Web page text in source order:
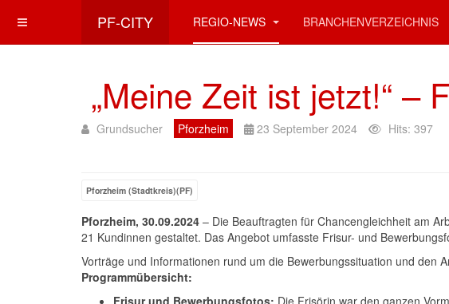
PF-CITY REGIO-NEWS BRANCHENVERZEICHNIS
„Meine Zeit ist jetzt!“ –
Grundsucher Pforzheim 23 September 2024 Hits: 397
Pforzheim (Stadtkreis)(PF)
Pforzheim, 30.09.2024 – Die Beauftragten für Chancengleichheit am
21 Kundinnen gestaltet. Das Angebot umfasste Frisur- und
Vorträge und Informationen rund um die Bewerbungssituation und den
Programmübersicht:
Frisur und Bewerbungsfotos: Die Frisörin war den ganzen